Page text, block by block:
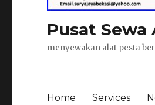
Pusat Sewa
menyewakan alat pesta
Home Services